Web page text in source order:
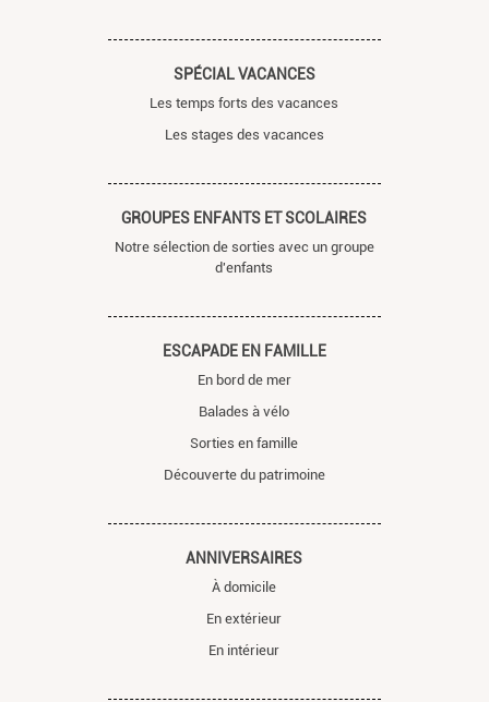
SPÉCIAL VACANCES
Les temps forts des vacances
Les stages des vacances
GROUPES ENFANTS ET SCOLAIRES
Notre sélection de sorties avec un groupe
d'enfants
ESCAPADE EN FAMILLE
En bord de mer
Balades à vélo
Sorties en famille
Découverte du patrimoine
ANNIVERSAIRES
À domicile
En extérieur
En intérieur